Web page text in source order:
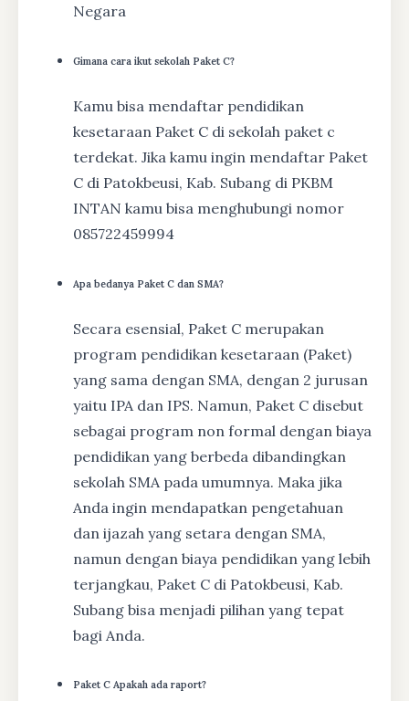
Negara
Gimana cara ikut sekolah Paket C?
Kamu bisa mendaftar pendidikan
kesetaraan Paket C di sekolah paket c
terdekat. Jika kamu ingin mendaftar Paket
C di Patokbeusi, Kab. Subang di PKBM
INTAN kamu bisa menghubungi nomor
085722459994
Apa bedanya Paket C dan SMA?
Secara esensial, Paket C merupakan
program pendidikan kesetaraan (Paket)
yang sama dengan SMA, dengan 2 jurusan
yaitu IPA dan IPS. Namun, Paket C disebut
sebagai program non formal dengan biaya
pendidikan yang berbeda dibandingkan
sekolah SMA pada umumnya. Maka jika
Anda ingin mendapatkan pengetahuan
dan ijazah yang setara dengan SMA,
namun dengan biaya pendidikan yang lebih
terjangkau, Paket C di Patokbeusi, Kab.
Subang bisa menjadi pilihan yang tepat
bagi Anda.
Paket C Apakah ada raport?